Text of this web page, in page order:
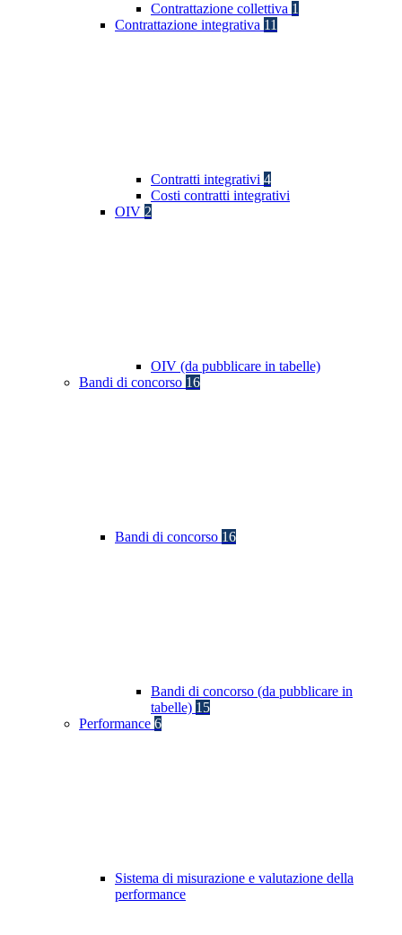
Contrattazione collettiva 1
Contrattazione integrativa 11
Contratti integrativi 4
Costi contratti integrativi
OIV 2
OIV (da pubblicare in tabelle)
Bandi di concorso 16
Bandi di concorso 16
Bandi di concorso (da pubblicare in
tabelle) 15
Performance 6
Sistema di misurazione e valutazione della
performance